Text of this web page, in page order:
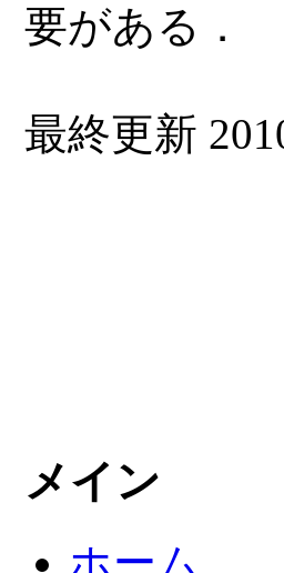
要がある．
最終更新
メイン
ホーム